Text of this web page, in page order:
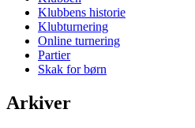
Klubbens historie
Klubturnering
Online turnering
Partier
Skak for børn
Arkiver